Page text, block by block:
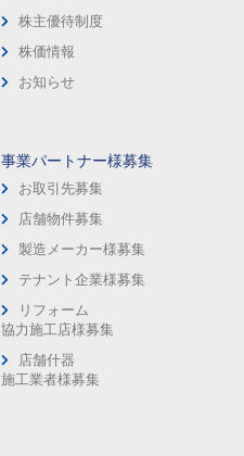
株主優待制度
株価情報
お知らせ
事業パートナー様募集
お取引先募集
店舗物件募集
製造メーカー様募集
テナント企業様募集
リフォーム
協力施工店様募集
店舗什器
施工業者様募集